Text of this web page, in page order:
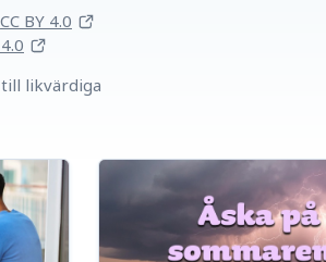
CC BY 4.0
likvärdiga